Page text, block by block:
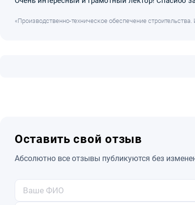
«Производственно-техническое обеспечение
Оставить свой отзыв
Абсолютно все отзывы публикуются без